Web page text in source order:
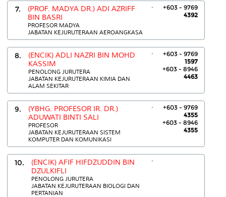
7.
(PROF. MADYA DR.) ADI AZRIFF
BIN BASRI
PROFESOR MADYA
JABATAN KEJURUTERAAN AEROANGKASA
.
+603 - 9769
4392
8.
(ENCIK) ADLI NAZRI BIN MOHD
KASSIM
PENOLONG JURUTERA
JABATAN KEJURUTERAAN KIMIA DAN
ALAM SEKITAR
.
+603 - 9769
1597
+603 - 8946
4463
9.
(YBHG. PROFESOR IR. DR.)
ADUWATI BINTI SALI
PROFESOR
JABATAN KEJURUTERAAN SISTEM
KOMPUTER DAN KOMUNIKASI
.
+603 - 9769
4355
+603 - 8946
4355
10.
(ENCIK) AFIF HIFDZUDDIN BIN
DZULKIFLI
PENOLONG JURUTERA
JABATAN KEJURUTERAAN BIOLOGI DAN
PERTANIAN
.